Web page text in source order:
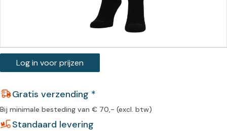
Log in voor prijzen
Gratis verzending *
Bij minimale besteding van € 70,- (excl. btw)
Standaard levering